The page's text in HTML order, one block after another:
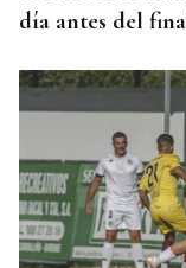
día antes del